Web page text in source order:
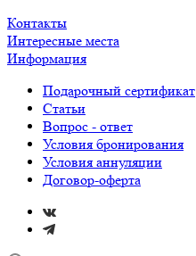
Контакты
Интересные места
Информация
Подарочный сертификат
Статьи
Вопрос - ответ
Условия бронирования
Условия аннуляции
Договор-оферта